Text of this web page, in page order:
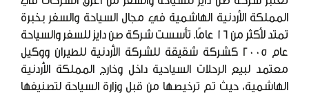
المملكة الأردنية الهاشمية في مجال السياحة والسفر بخبرة
تمتد لأكثر من 16 عامًا. تأسست شركة صن دايز للسفر والسياحة
عام 2005 كشركة شقيقة للشركة الأردنية للطيران ووكيل
معتمد لبيع الرحلات السياحية داخل وخارج المملكة الأردنية
الهاشمية، حيث تم ترخيصها من قبل وزارة السياحة لتصنيفها